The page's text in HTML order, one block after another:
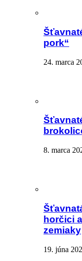
pork“
24. marca
8. marca
horčici
zemiaky
19. júna